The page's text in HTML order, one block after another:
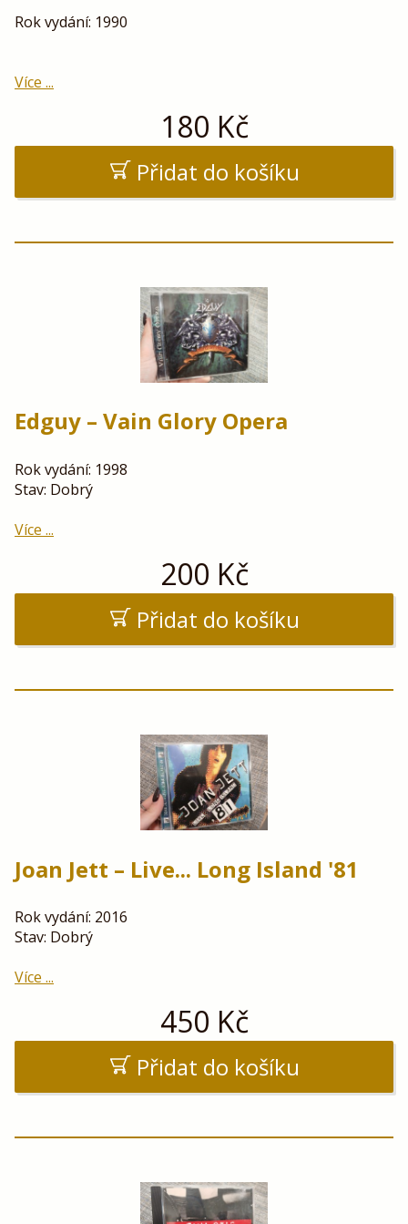
Rok vydání: 1990
Více ...
180 Kč
Přidat do košíku
Edguy – Vain Glory Opera
Rok vydání: 1998
Stav: Dobrý
Více ...
200 Kč
Přidat do košíku
Joan Jett – Live... Long Island '81
Rok vydání: 2016
Stav: Dobrý
Více ...
450 Kč
Přidat do košíku